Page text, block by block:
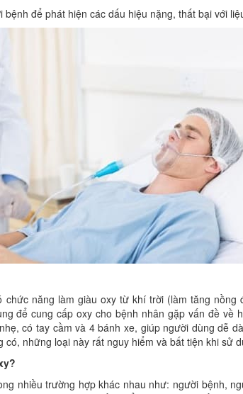
để phát hiện các dấu hiệu nặng, thất bại với
chức năng làm giàu oxy từ khí trời (làm tăng
để cung cấp oxy cho bệnh nhân gặp vấn đề về
có tay cầm và 4 bánh xe, giúp người dùng dễ
có, những loại này rất nguy hiểm và bất tiện khi sử
nhiều trường hợp khác nhau như: người bệnh,